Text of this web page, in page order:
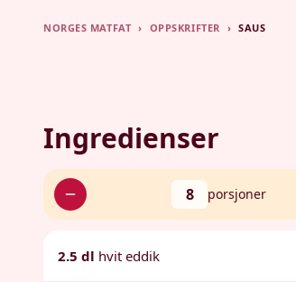
NORGES MATFAT › OPPSKRIFTER › SAUS
Ingredienser
8 porsjoner
2.5 dl hvit eddik